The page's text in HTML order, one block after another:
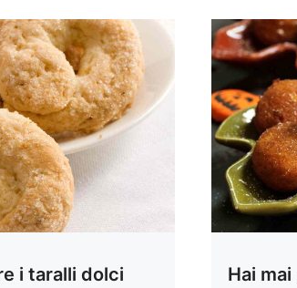
i taralli dolci
Hai